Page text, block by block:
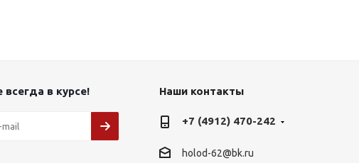
всегда в курсе! Наши контакты
+7 (4912) 470-242
holod-62@bk.ru